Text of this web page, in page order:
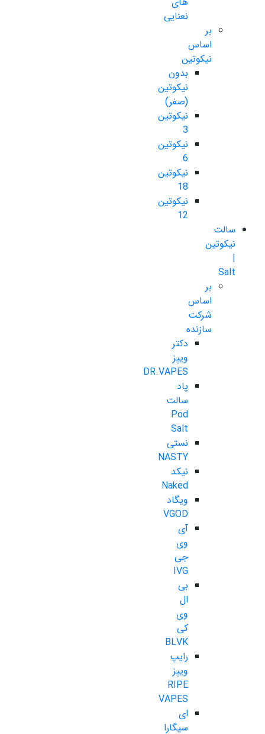
نعنایی
بر
اساس
نیکوتین
بدون
نیکوتین
(صفر)
نیکوتین
3
نیکوتین
6
نیکوتین
18
نیکوتین
12
سالت
نیکوتین
|
Salt
بر
اساس
شرکت
سازنده
دکتر
ویپز
DR.VAPES
پاد
سالت
Pod
Salt
نستی
NASTY
نیکد
Naked
ویگاد
VGOD
آی
وی
جی
IVG
بی
ال
وی
کی
BLVK
رایپ
ویپز
RIPE
VAPES
ای
سیگارا